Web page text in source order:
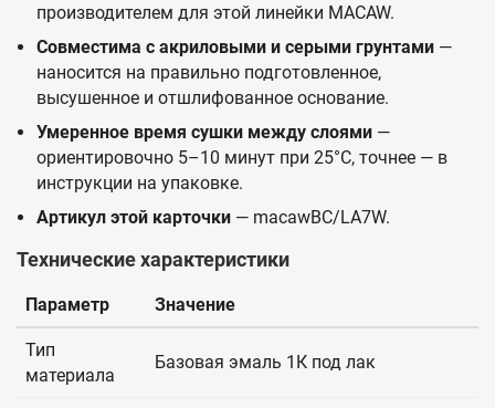
производителем для этой линейки MACAW.
Совместима с акриловыми и серыми грунтами —
наносится на правильно подготовленное,
высушенное и отшлифованное основание.
Умеренное время сушки между слоями —
ориентировочно 5–10 минут при 25°C, точнее — в
инструкции на упаковке.
Артикул этой карточки — macawBC/LA7W.
Технические характеристики
Параметр Значение
Тип
материала
Базовая эмаль 1К под лак